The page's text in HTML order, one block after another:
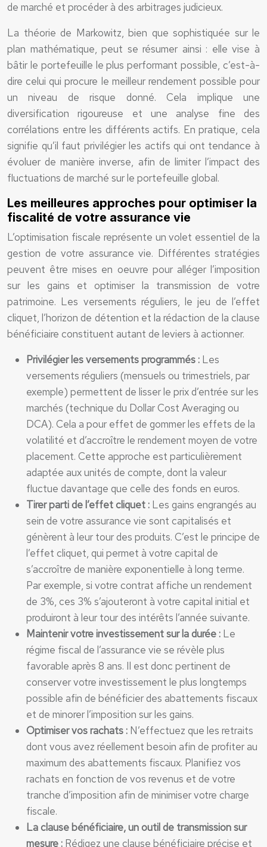
de marché et procéder à des arbitrages judicieux.
La théorie de Markowitz, bien que sophistiquée sur le
plan mathématique, peut se résumer ainsi : elle vise à
bâtir le portefeuille le plus performant possible, c’est-à-
dire celui qui procure le meilleur rendement possible pour
un niveau de risque donné. Cela implique une
diversification rigoureuse et une analyse fine des
corrélations entre les différents actifs. En pratique, cela
signifie qu’il faut privilégier les actifs qui ont tendance à
évoluer de manière inverse, afin de limiter l’impact des
fluctuations de marché sur le portefeuille global.
Les meilleures approches pour optimiser la
fiscalité de votre assurance vie
L’optimisation fiscale représente un volet essentiel de la
gestion de votre assurance vie. Différentes stratégies
peuvent être mises en oeuvre pour alléger l’imposition
sur les gains et optimiser la transmission de votre
patrimoine. Les versements réguliers, le jeu de l’effet
cliquet, l’horizon de détention et la rédaction de la clause
bénéficiaire constituent autant de leviers à actionner.
Privilégier les versements programmés : Les
versements réguliers (mensuels ou trimestriels, par
exemple) permettent de lisser le prix d’entrée sur les
marchés (technique du Dollar Cost Averaging ou
DCA). Cela a pour effet de gommer les effets de la
volatilité et d’accroître le rendement moyen de votre
placement. Cette approche est particulièrement
adaptée aux unités de compte, dont la valeur
fluctue davantage que celle des fonds en euros.
Tirer parti de l’effet cliquet : Les gains engrangés au
sein de votre assurance vie sont capitalisés et
génèrent à leur tour des produits. C’est le principe de
l’effet cliquet, qui permet à votre capital de
s’accroître de manière exponentielle à long terme.
Par exemple, si votre contrat affiche un rendement
de 3%, ces 3% s’ajouteront à votre capital initial et
produiront à leur tour des intérêts l’année suivante.
Maintenir votre investissement sur la durée : Le
régime fiscal de l’assurance vie se révèle plus
favorable après 8 ans. Il est donc pertinent de
conserver votre investissement le plus longtemps
possible afin de bénéficier des abattements fiscaux
et de minorer l’imposition sur les gains.
Optimiser vos rachats : N’effectuez que les retraits
dont vous avez réellement besoin afin de profiter au
maximum des abattements fiscaux. Planifiez vos
rachats en fonction de vos revenus et de votre
tranche d’imposition afin de minimiser votre charge
fiscale.
La clause bénéficiaire, un outil de transmission sur
mesure : Rédigez une clause bénéficiaire précise et